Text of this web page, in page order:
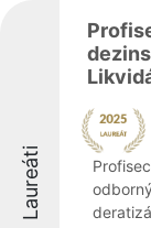
Laureáti